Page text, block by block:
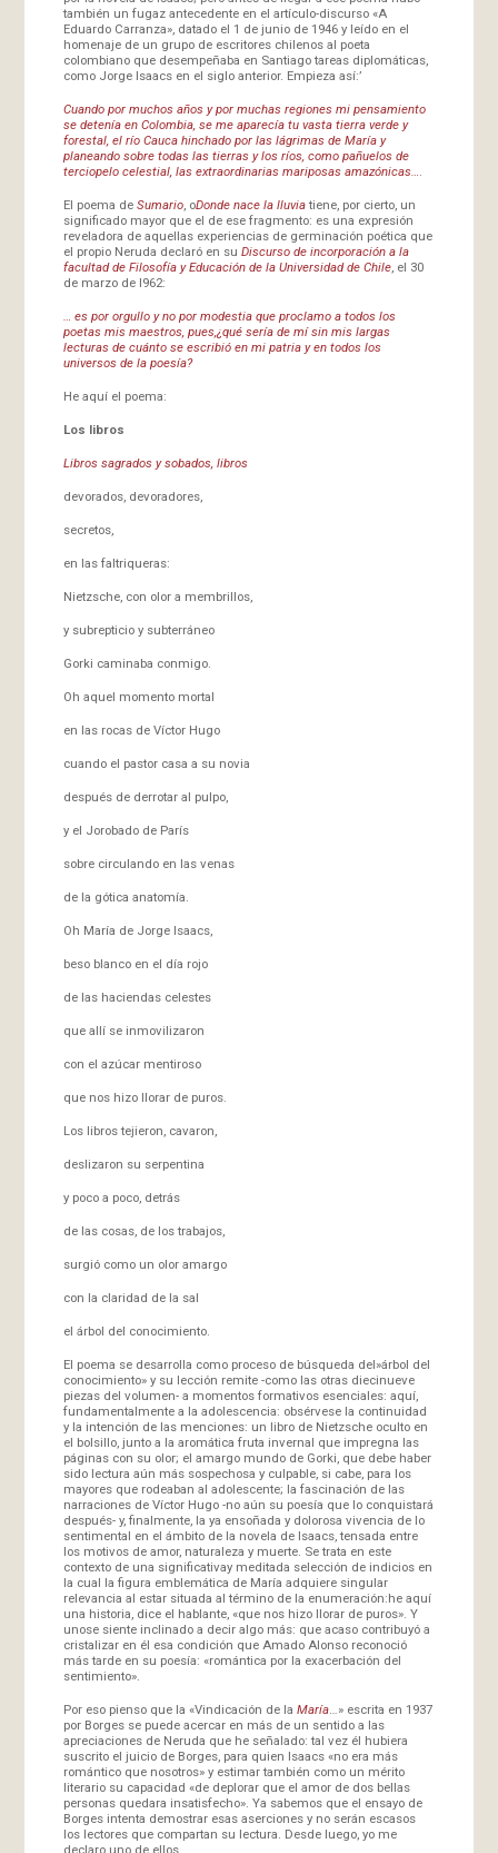
también un fugaz antecedente en el artículo-discurso «A
Eduardo Carranza», datado el 1 de junio de 1946 y leído en el
homenaje de un grupo de escritores chilenos al poeta
colombiano que desempeñaba en Santiago tareas diplomáticas,
como Jorge Isaacs en el siglo anterior. Empieza así:’
Cuando por muchos años y por muchas regiones mi pensamiento
se detenía en Colombia, se me aparecía tu vasta tierra verde y
forestal, el río Cauca hinchado por las lágrimas de María y
planeando sobre todas las tierras y los ríos, como pañuelos de
terciopelo celestial, las extraordinarias mariposas amazónicas…
El poema de Sumario, oDonde nace la lluviatiene, por cierto, un
significado mayor que el de ese fragmento: es una expresión
reveladora de aquellas experiencias de germinación poética que
el propio Neruda declaró en su Discurso de incorporación a la
facultad de Filosofía y Educación de la Universidad de Chile, el 30
de marzo de l962:
… es por orgullo y no por modestia que proclamo a todos los
poetas mis maestros, pues,¿qué sería de mí sin mis largas
lecturas de cuánto se escribió en mi patria y en todos los
universos de la poesía?
He aquí el poema:
Los libros
Libros sagrados y sobados, libros
devorados, devoradores,
secretos,
en las faltriqueras:
Nietzsche, con olor a membrillos,
y subrepticio y subterráneo
Gorki caminaba conmigo.
Oh aquel momento mortal
en las rocas de Víctor Hugo
cuando el pastor casa a su novia
después de derrotar al pulpo,
y el Jorobado de París
sobre circulando en las venas
de la gótica anatomía.
Oh María de Jorge Isaacs,
beso blanco en el día rojo
de las haciendas celestes
que allí se inmovilizaron
con el azúcar mentiroso
que nos hizo llorar de puros.
Los libros tejieron, cavaron,
deslizaron su serpentina
y poco a poco, detrás
de las cosas, de los trabajos,
surgió como un olor amargo
con la claridad de la sal
el árbol del conocimiento.
El poema se desarrolla como proceso de búsqueda del»árbol del
conocimiento» y su lección remite -como las otras diecinueve
piezas del volumen- a momentos formativos esenciales: aquí,
fundamentalmente a la adolescencia: obsérvese la continuidad
y la intención de las menciones: un libro de Nietzsche oculto en
el bolsillo, junto a la aromática fruta invernal que impregna las
páginas con su olor; el amargo mundo de Gorki, que debe haber
sido lectura aún más sospechosa y culpable, si cabe, para los
mayores que rodeaban al adolescente; la fascinación de las
narraciones de Víctor Hugo -no aún su poesía que lo conquistará
después- y, finalmente, la ya ensoñada y dolorosa vivencia de lo
sentimental en el ámbito de la novela de Isaacs, tensada entre
los motivos de amor, naturaleza y muerte. Se trata en este
contexto de una significativay meditada selección de indicios en
la cual la figura emblemática de María adquiere singular
relevancia al estar situada al término de la enumeración:he aquí
una historia, dice el hablante, «que nos hizo llorar de puros». Y
unose siente inclinado a decir algo más: que acaso contribuyó a
cristalizar en él esa condición que Amado Alonso reconoció
más tarde en su poesía: «romántica por la exacerbación del
sentimiento».
Por eso pienso que la «Vindicación de la María…» escrita en 1937
por Borges se puede acercar en más de un sentido a las
apreciaciones de Neruda que he señalado: tal vez él hubiera
suscrito el juicio de Borges, para quien Isaacs «no era más
romántico que nosotros» y estimar también como un mérito
literario su capacidad «de deplorar que el amor de dos bellas
personas quedara insatisfecho». Ya sabemos que el ensayo de
Borges intenta demostrar esas aserciones y no serán escasos
los lectores que compartan su lectura. Desde luego, yo me
declaro uno de ellos.